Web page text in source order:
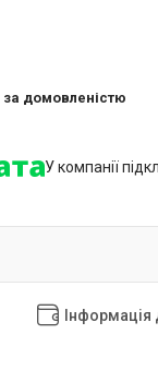
за домовленістю
У компанії